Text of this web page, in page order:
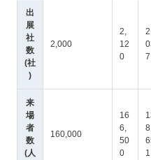
出
展
社
数
(社
)
2,000
2,
12
0
7
来
場
者
数
(人
160,000
16
6,
50
0
1